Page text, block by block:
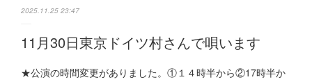
2025.11.25 23:47
11月30日東京ドイツ村さんで唄います
★公演の時間変更がありました。①１４時半から②17時半か